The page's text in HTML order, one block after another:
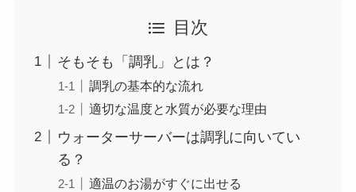
目次
そもそも「調乳」とは？
調乳の基本的な流れ
適切な温度と水質が必要な理由
ウォーターサーバーは調乳に向いてい
る？
適温のお湯がすぐに出せる